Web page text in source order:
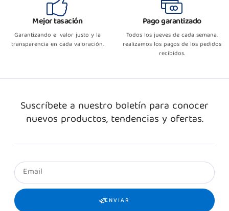
Mejor tasación
Garantizando el valor justo y la
transparencia en cada valoración.
Pago garantizado
Todos los jueves de cada semana,
realizamos los pagos de los pedidos
recibidos.
Suscríbete a nuestro boletín para conocer
nuevos productos, tendencias y ofertas.
ENVIAR